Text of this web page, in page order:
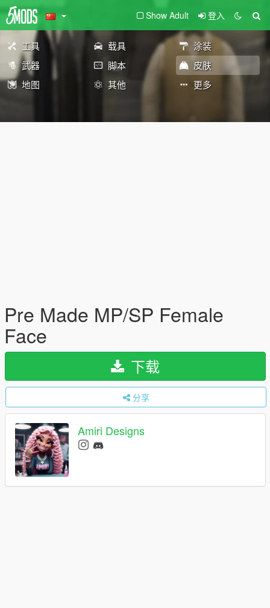
Show Adult 登入
工具 载具
涂装
武器
脚本
皮肤
地图
其他 更多
Pre Made MP/SP Female
Face
下载
分享
Amiri Designs